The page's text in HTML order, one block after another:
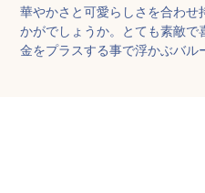
華やかさと可愛らしさを合わ
かがでしょうか。とても素敵
金をプラスする事で浮かぶバル